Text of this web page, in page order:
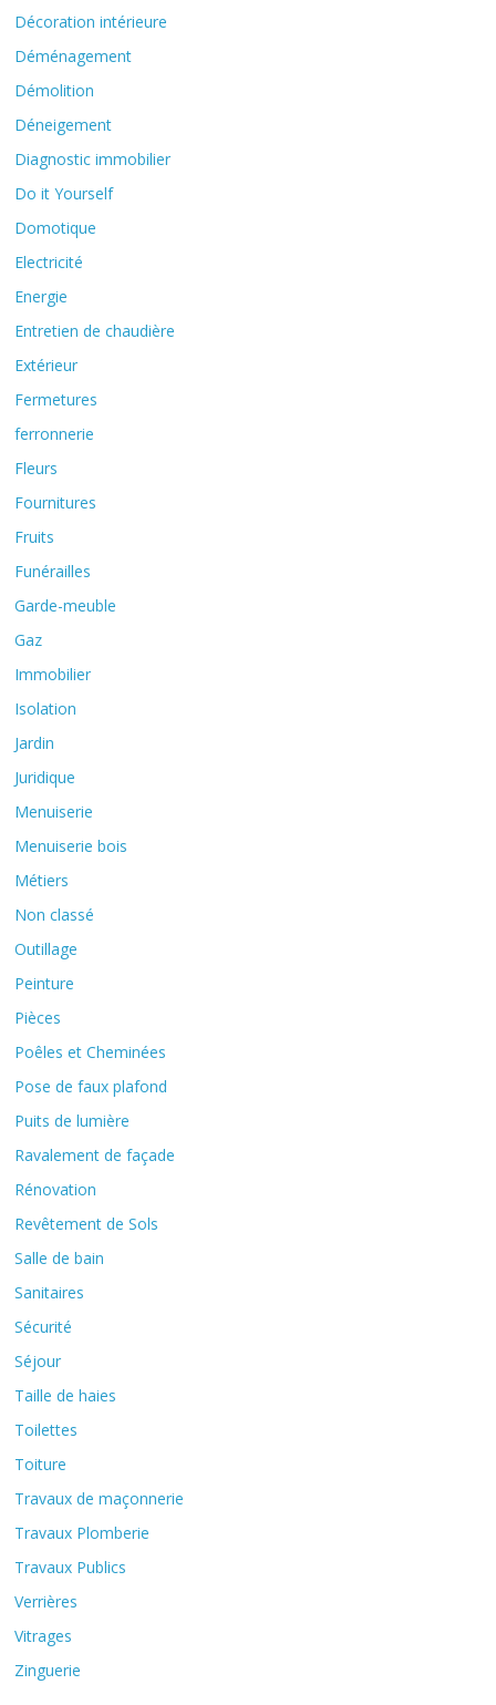
Décoration intérieure
Déménagement
Démolition
Déneigement
Diagnostic immobilier
Do it Yourself
Domotique
Electricité
Energie
Entretien de chaudière
Extérieur
Fermetures
ferronnerie
Fleurs
Fournitures
Fruits
Funérailles
Garde-meuble
Gaz
Immobilier
Isolation
Jardin
Juridique
Menuiserie
Menuiserie bois
Métiers
Non classé
Outillage
Peinture
Pièces
Poêles et Cheminées
Pose de faux plafond
Puits de lumière
Ravalement de façade
Rénovation
Revêtement de Sols
Salle de bain
Sanitaires
Sécurité
Séjour
Taille de haies
Toilettes
Toiture
Travaux de maçonnerie
Travaux Plomberie
Travaux Publics
Verrières
Vitrages
Zinguerie